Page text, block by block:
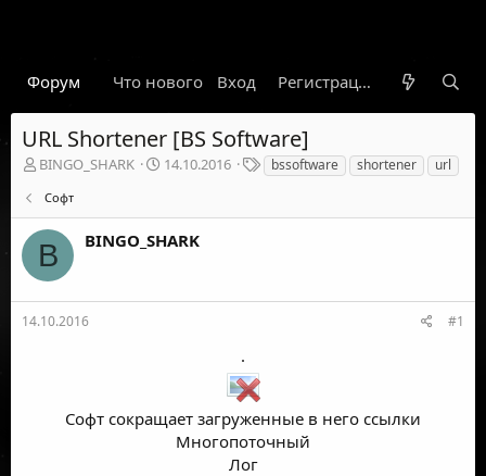
Форум Что нового Гарант Новости
Вход Регистрация
URL Shortener [BS Software]
А
о
р
т
е
м
ы
BINGO_SHARK
Д
а
н
а
14.10.2016
Т
е
и
bssoftware shortener url
Софт
B BINGO_SHARK
14.10.2016 #1
.
Софт сокращает загруженные в него ссылки
Многопоточный
Лог